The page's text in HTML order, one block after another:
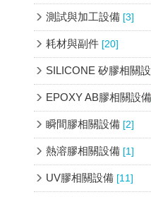
測試與加工設備 [3]
耗材與副件 [20]
SILICONE 矽膠相關
EPOXY AB膠相關設備
瞬間膠相關設備 [2]
熱溶膠相關設備 [1]
UV膠相關設備 [11]